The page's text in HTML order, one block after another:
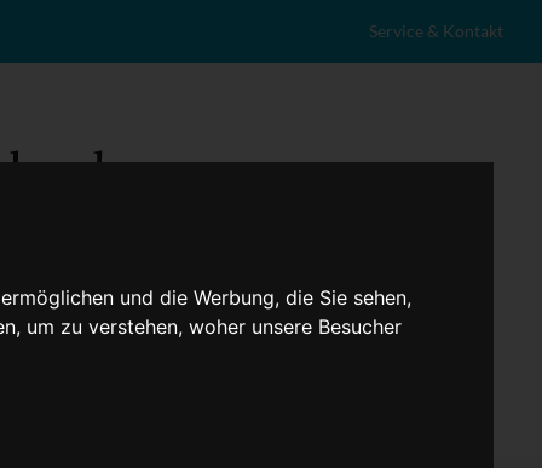
und die Werbung, die Sie sehen,
um zu verstehen, woher unsere Besucher
Service & Kontakt